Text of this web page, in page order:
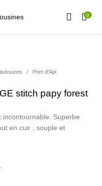
0
Chaussures Vêtements Filles
/ Pom d'Api
stitch papy forest
incontournable. Superbe
en cuir , souple et